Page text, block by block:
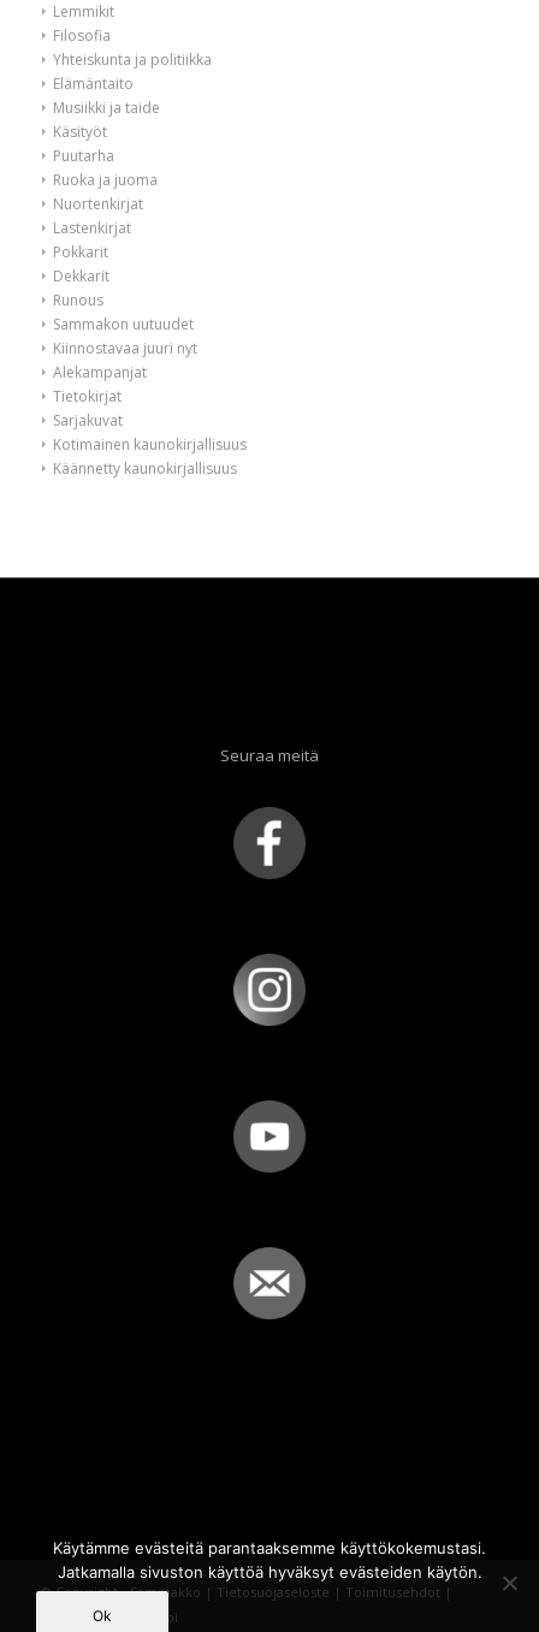
Lemmikit
Filosofia
Yhteiskunta ja politiikka
Elämäntaito
Musiikki ja taide
Käsityöt
Puutarha
Ruoka ja juoma
Nuortenkirjat
Lastenkirjat
Pokkarit
Dekkarit
Runous
Sammakon uutuudet
Kiinnostavaa juuri nyt
Alekampanjat
Tietokirjat
Sarjakuvat
Kotimainen kaunokirjallisuus
Käännetty kaunokirjallisuus
Seuraa meitä
© Copyright - Sammakko | Tietosuojaseloste | Toimitusehdot |
Powered by
iQWebbi
Käytämme evästeitä parantaaksemme käyttökokemustasi.
Jatkamalla sivuston käyttöä hyväksyt evästeiden käytön.
Ok